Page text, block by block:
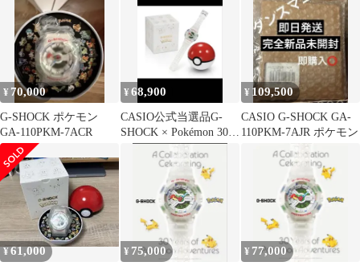
¥ 70,000
G-SHOCK ポケモン
GA-110PKM-7ACR
¥68,900
CASIO公式当選品G-
SHOCK × Pokémon 30周
年 新品 即日発送
¥ 109,500
CASIO G-SHOCK GA-
110PKM-7AJR ポケモン
¥61,000 ¥ 75,000 ¥ 77,000